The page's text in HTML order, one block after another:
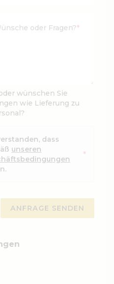
oder Fragen?*
wünschen Sie
wie Lieferung zu
dass
unseren
*